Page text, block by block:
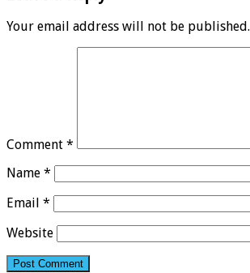
Your email address will not be published.
Comment *
Name *
Email *
Website